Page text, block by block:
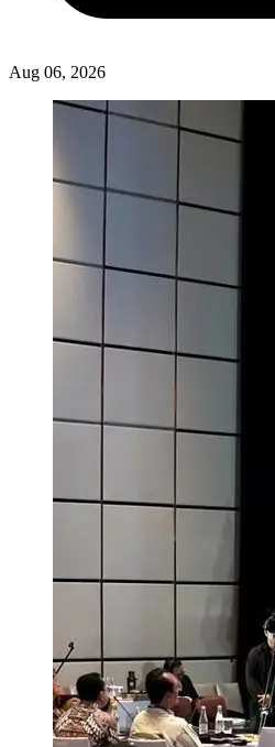
Aug 06, 2026